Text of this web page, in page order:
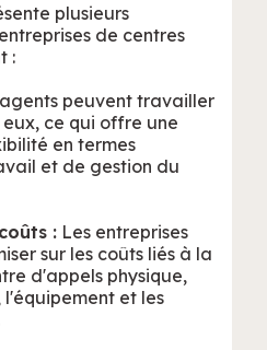
plusieurs
de centres
:
peuvent travailler
ce qui offre une
en termes
et de gestion du
: Les entreprises
sur les coûts liés à la
d'appels physique,
l'équipement et les